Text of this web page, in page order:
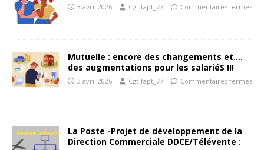
3 avril 2026 Cgt-fapt_77 Commentaires fermés
Mutuelle : encore des changements et….
des augmentations pour les salariéS !!!
3 avril 2026 Cgt-fapt_77 Commentaires fermés
La Poste -Projet de développement de la
Direction Commerciale DDCE/Télévente :